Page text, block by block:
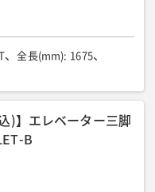
全長(mm): 1675
)】エレベーター三脚
B